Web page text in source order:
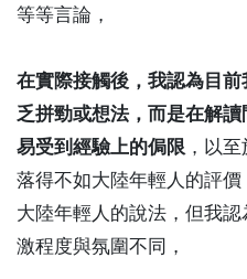
等等言論，
在實際接觸後，我認為目
乏拼勁或想法，而是在解
易受到經驗上的侷限 ，以
落得不如大陸年輕人的評
大陸年輕人的說法，但我
激程度與氛圍不同，